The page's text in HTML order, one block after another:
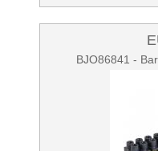
BJO86841 -